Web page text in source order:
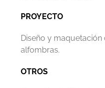
PROYECTO
Diseño y
alfombras.
OTROS